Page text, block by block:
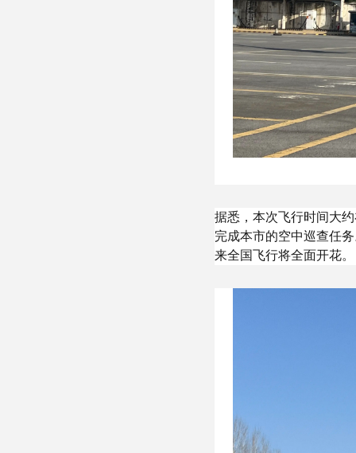
据悉，本次飞行时间大
完成本市的空中巡查任
来全国飞行将全面开花。